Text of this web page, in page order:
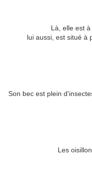
Là, elle est
lui aussi, est situé à
Son bec est plein
Les